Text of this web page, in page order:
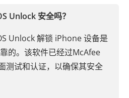
Unlock 安全吗？
Unlock 解锁 iPhone 设备是
的。该软件已经过McAfee
测试和认证，以确保其安全